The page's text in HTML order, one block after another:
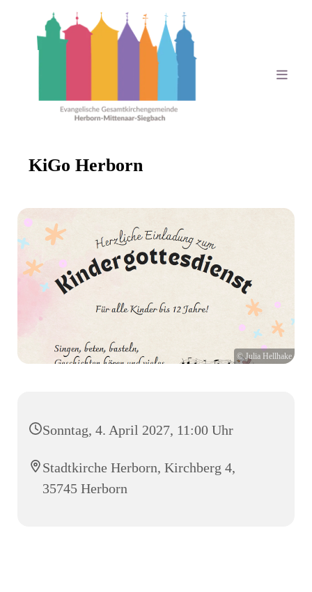
KiGo Herborn
© Julia Hellhake
Sonntag, 4. April 2027, 11:00 Uhr
Stadtkirche Herborn, Kirchberg 4,
35745 Herborn